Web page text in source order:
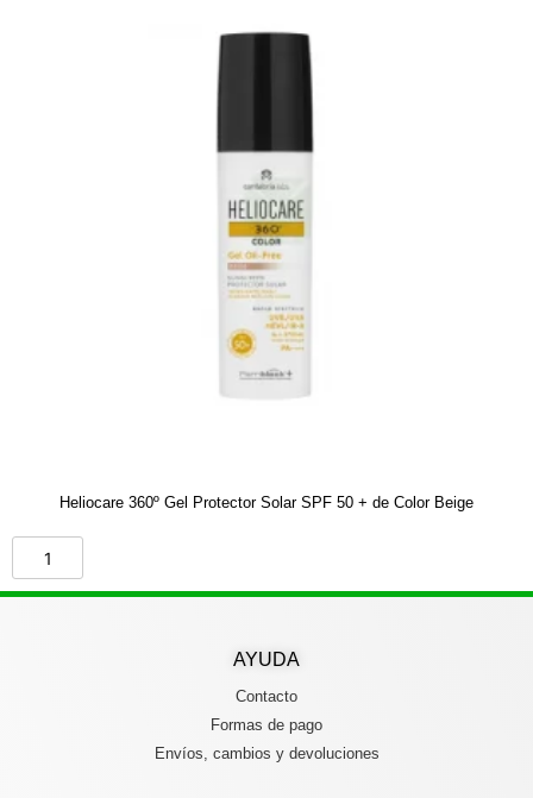
Heliocare 360º Gel Protector Solar SPF 50 + de Color Beige
AYUDA
Contacto
Formas de pago
Envíos, cambios y devoluciones